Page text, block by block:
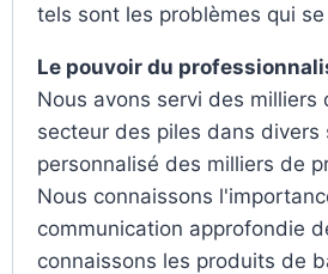
tels sont les problèmes qui
Le pouvoir du
Nous avons servi des milliers
secteur des piles dans divers
personnalisé des milliers de
Nous connaissons
communication approfondie
connaissons les produits de